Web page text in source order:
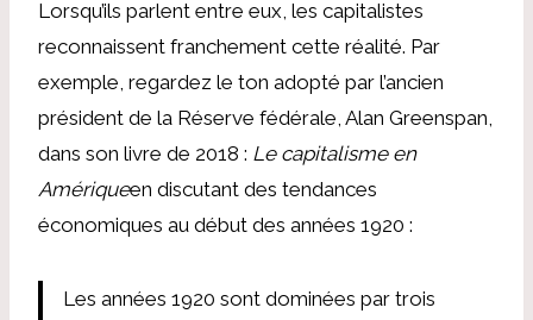
Lorsqu’ils parlent entre eux, les capitalistes
reconnaissent franchement cette réalité. Par
exemple, regardez le ton adopté par l’ancien
président de la Réserve fédérale, Alan Greenspan,
dans son livre de 2018 : Le capitalisme en
Amériqueen discutant des tendances
économiques au début des années 1920 :
Les années 1920 sont dominées par trois